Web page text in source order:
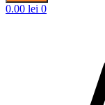
0.00 lei 0